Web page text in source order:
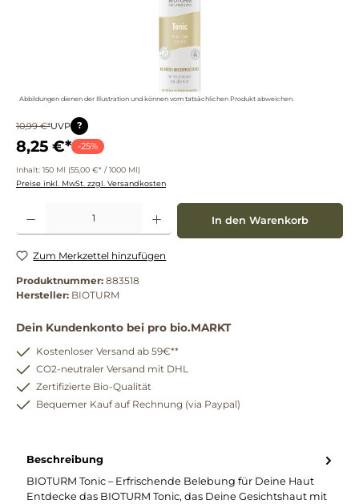
Abbildungen dienen der Illustration und können vom tatsächlichen Produkt abweichen.
10,99 €*UVP ?
8,25 €* -25%
Inhalt: 150 Ml (55,00 €* / 1000 Ml)
Preise inkl. MwSt. zzgl. Versandkosten
Produkt Anzahl: Gib den gewünschten Wert ein oder benutze die Schaltflächen um
In den Warenkorb
Zum Merkzettel hinzufügen
Produktnummer: 883518
Hersteller: BIOTURM
Dein Kundenkonto bei pro bio.MARKT
Kostenloser Versand ab 59€**
CO2-neutraler Versand mit DHL
Zertifizierte Bio-Qualität
Bequemer Kauf auf Rechnung (via Paypal)
Beschreibung
BIOTURM Tonic – Erfrischende Belebung für Deine Haut
Entdecke das BIOTURM Tonic, das Deine Gesichtshaut mit